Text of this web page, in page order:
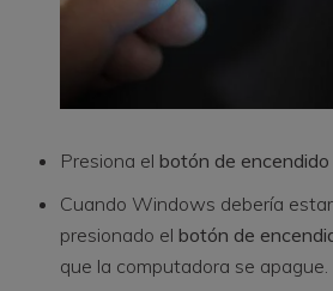
Presiona el botón de encendido
Cuando Windows debería
presionado el botón de
que la computadora se apague.